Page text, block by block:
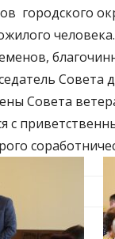
городского
Совета
Совета
с